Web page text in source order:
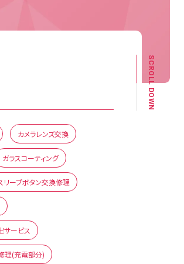
SCROLL DOWN
カメラレンズ交換
ガラスコーティング
リープボタン交換修理
サービス
理(充電部分)